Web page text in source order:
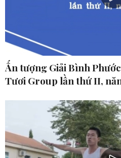
Ấn tượng Giải Bình
Tươi Group lần thứ II,